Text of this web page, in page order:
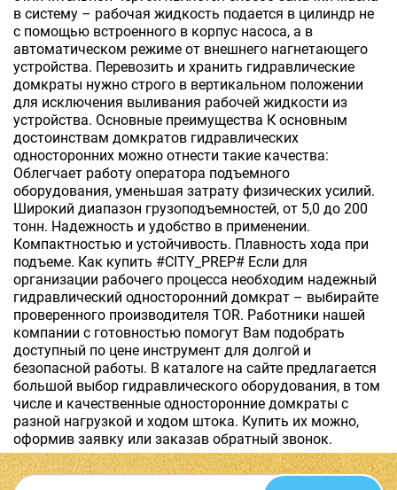
в систему – рабочая жидкость подается в цилиндр не
с помощью встроенного в корпус насоса, а в
автоматическом режиме от внешнего нагнетающего
устройства. Перевозить и хранить гидравлические
домкраты нужно строго в вертикальном положении
для исключения выливания рабочей жидкости из
устройства. Основные преимущества К основным
достоинствам домкратов гидравлических
односторонних можно отнести такие качества:
Облегчает работу оператора подъемного
оборудования, уменьшая затрату физических усилий.
Широкий диапазон грузоподъемностей, от 5,0 до 200
тонн. Надежность и удобство в применении.
Компактностью и устойчивость. Плавность хода при
подъеме. Как купить #CITY_PREP# Если для
организации рабочего процесса необходим надежный
гидравлический односторонний домкрат – выбирайте
проверенного производителя TOR. Работники нашей
компании с готовностью помогут Вам подобрать
доступный по цене инструмент для долгой и
безопасной работы. В каталоге на сайте предлагается
большой выбор гидравлического оборудования, в том
числе и качественные односторонние домкраты с
разной нагрузкой и ходом штока. Купить их можно,
оформив заявку или заказав обратный звонок.